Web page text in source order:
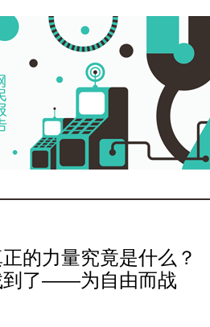
的力量究竟是什么？
到了——为自由而战